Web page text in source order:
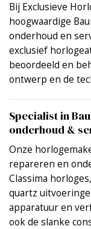
Bij Exclusieve
hoogwaardige
onderhoud en
exclusief
beoordeeld en
ontwerp en de
Specialist in
onderhoud &
Onze
repareren en
Classima
quartz
apparatuur en
ook de slanke